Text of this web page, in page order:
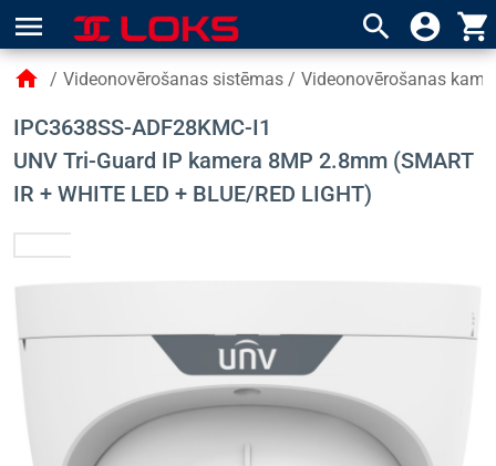
menu search account_circle shopping_cart
home / Videonovērošanas sistēmas / Videonovērošanas
IPC3638SS-ADF28KMC-I1
UNV Tri-Guard IP kamera 8MP 2.8mm (SMART
IR + WHITE LED + BLUE/RED LIGHT)